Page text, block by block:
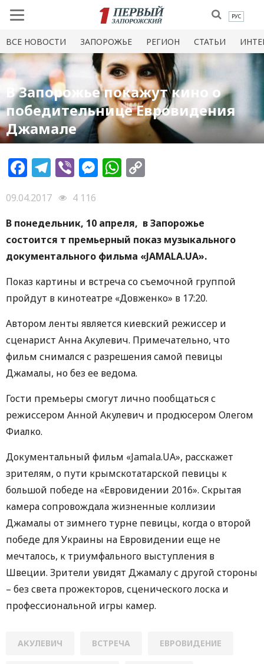
РУС
ВСЕ НОВОСТИ ЗАПОРОЖЬЕ РЕГИОН СТАТЬИ
В Запорожье покажут кино о
победительнице Евровидения
Джамале
Facebook
Telegram
ViberMessenger
WhatsApp
09.04.2017
4 116
В понедельник, 10 апреля, в Запорожье
состоится т премьерный показ музыкального
документального фильма «JAMALA.UA».
Показ картины и встреча со съемочной группой
пройдут в кинотеатре «Довженко» в 17:20.
Автором ленты является киевский режиссер и
сценарист Анна Акулевич. Примечательно, что
фильм снимался с разрешения самой певицы
Джамалы, но без ее ведома.
Гости премьеры смогут лично пообщаться с
режиссером Анной Акулевич и продюсером Олегом
Фиалко.
Документальный фильм «Jamala.UA», расскажет
зрителям, о пути крымскотатарской певицы к
большой победе на «Евровидении 2016». Скрытая
камера сопровождала жизненные коллизии
Джамалы от зимнего турне певицы, когда о второй
победе для Украины на Евровидении еще не
мечталось, к триумфального выступления в
Швеции. Зрители увидят Джамалу с другой стороны
– без света прожекторов, сценического лоска и
профессиональной игры камер.
АКУЛЕВИЧ ВСТРЕЧА ЕВРОВИДЕНИЕ